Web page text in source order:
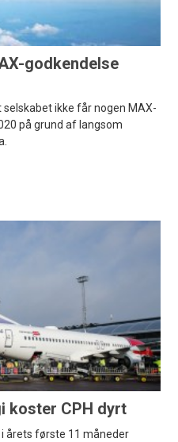
godkendelse
selskabet ikke får nogen MAX-
på grund af langsom
koster CPH dyrt
årets første 11 måneder